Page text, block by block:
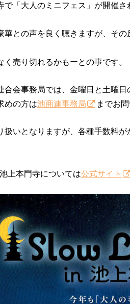
で「大人のミニフェス」が開催さ
華との声を良く聴きますが、そ
く売り切れるかもーとの事です。
合会事務局では、金曜日と土曜
めの方は池商連事務局 までお
扱いとなりますが、各種手数料
上本門寺については公式サイト